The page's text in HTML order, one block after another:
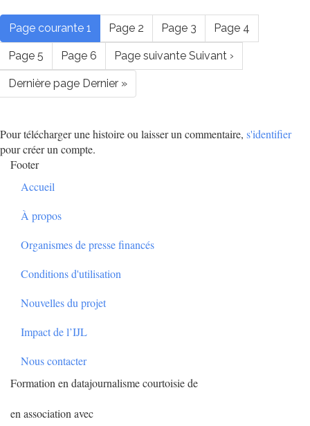
Page courante 1 Page 2 Page 3 Page 4
Page 5 Page 6 Page suivante Suivant ›
Dernière page Dernier »
Pour télécharger une histoire ou laisser un commentaire, s'identifier
pour créer un compte.
Footer
Accueil
À propos
Organismes de presse financés
Conditions d'utilisation
Nouvelles du projet
Impact de l’IJL
Nous contacter
Formation en datajournalisme courtoisie de
en association avec